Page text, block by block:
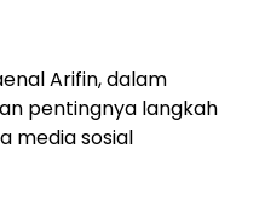
Arifin, dalam
pentingnya langkah
media sosial